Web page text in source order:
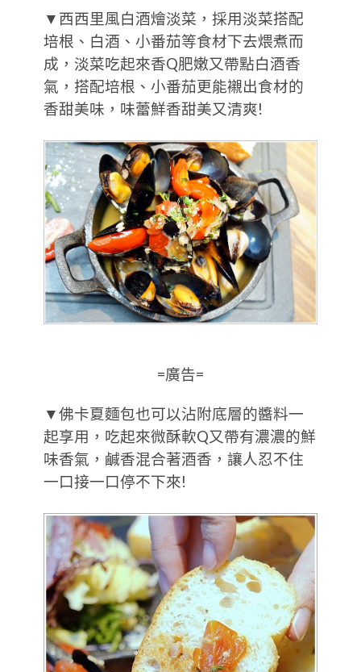
▼西西里風白酒燴淡菜，採用淡菜搭配
培根、白酒、小番茄等食材下去煨煮而
成，淡菜吃起來香Q肥嫩又帶點白酒香
氣，搭配培根、小番茄更能襯出食材的
香甜美味，味蕾鮮香甜美又清爽!
=廣告=
▼佛卡夏麵包也可以沾附底層的醬料一
起享用，吃起來微酥軟Q又帶有濃濃的鮮
味香氣，鹹香混合著酒香，讓人忍不住
一口接一口停不下來!